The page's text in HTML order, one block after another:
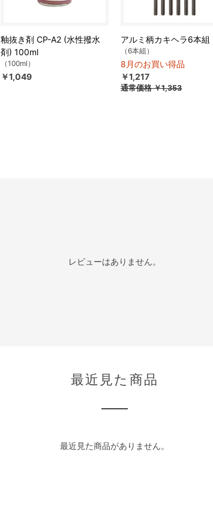
釉抜き剤 CP-A2 (水性撥水
剤) 100ml
（100ml）
￥1,049
アルミ柄カキヘラ6本組
（6本組）
8月のお買い得品
￥1,217
通常価格￥1,353
レビューはありません。
最近見た商品
最近見た商品がありません。